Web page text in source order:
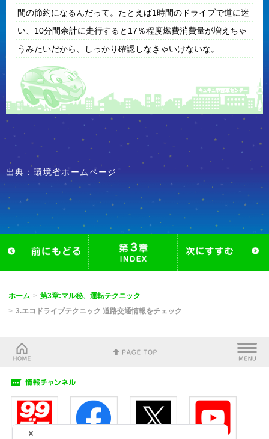
間の節約になるんだって。たとえば1時間のドライブで道に迷
い、10分間余計に走行すると17％程度燃費消費量が増えちゃ
うみたいだから、しっかり確認しなきゃいけないな。
出典：環境省ホームページ
ホーム
第3章:マル秘、運転テクニック
3.エコドライブテクニック 道路交通情報をチェック